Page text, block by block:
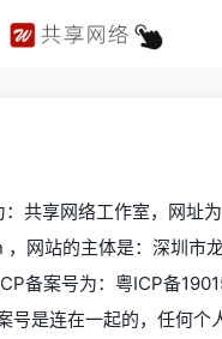
共享网络工作室，网址为
网站的主体是：深圳市
备案号为：粤ICP备
号是连在一起的，任何个